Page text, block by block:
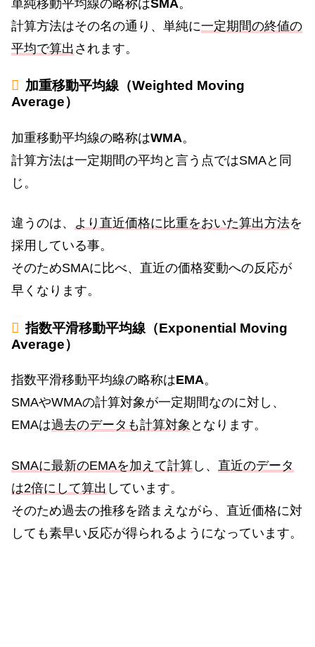
単純移動平均線の略称はSMA。
計算方法はその名の通り、単純に一定期間の終値の
平均で算出 されます。
加重移動平均線（Weighted Moving
Average）
加重移動平均線の略称はWMA。
計算方法は一定期間の平均と言う点ではSMAと同
じ。
違うのは、 より直近価格に比重をおいた算出方法を
採用している事。
そのためSMAに比べ、直近の価格変動への反応が
早くなります。
指数平滑移動平均線（Exponential Moving
Average）
指数平滑移動平均線の略称はEMA。
SMAやWMAの計算対象が一定期間なのに対し、
EMAは過去のデータも計算対象 となります。
SMAに最新のEMAを加えて計算 し、 直近のデータ
は2倍にして算出 しています。
そのため過去の推移を踏まえながら、直近価格に対
しても素早い反応が得られるようになっています。